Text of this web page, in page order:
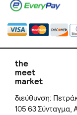
the
meet
market
διεύθυνση:
105 63 Σύνταγμα,